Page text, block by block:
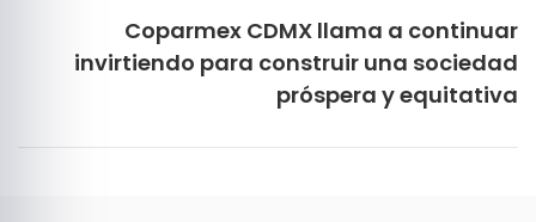
Coparmex CDMX llama a continuar
invirtiendo para construir una sociedad
próspera y equitativa